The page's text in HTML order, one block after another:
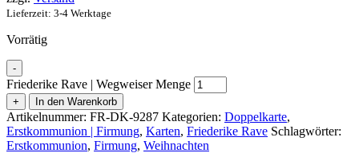
Lieferzeit: 3-4 Werktage
Vorrätig
-
Friederike Rave | Wegweiser Menge
+ In den Warenkorb
Artikelnummer: FR-DK-9287 Kategorien: Doppelkarte,
Erstkommunion | Firmung, Karten, Friederike Rave Schlagwörter:
Erstkommunion, Firmung, Weihnachten